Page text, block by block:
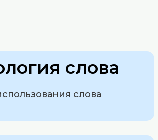
слова
слова